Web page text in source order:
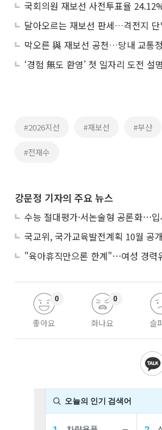
달아오르는 재보선 판세…격전지 단
막오른 與 재보선 공천…당내 교통
‘경험 無도 환영’ 첫 일자리 도전 설
#2026지선 #재보선 #부산
#전재수
강문정 기자의 주요 뉴스
좋아요
0
화나요
0
슬